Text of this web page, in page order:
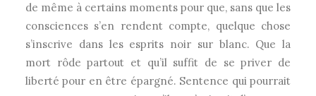
de même à certains moments pour que, sans que les
consciences s’en rendent compte, quelque chose
s’inscrive dans les esprits noir sur blanc. Que la
mort rôde partout et qu’il suffit de se priver de
liberté pour en être épargné. Sentence qui pourrait